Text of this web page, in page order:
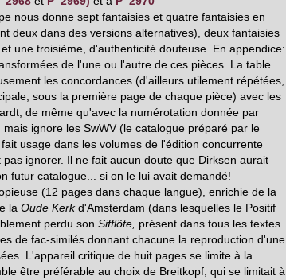
nous donne sept fantaisies et quatre fantaisies en
deux dans des versions alternatives), deux fantaisies
une troisième, d'authenticité douteuse. En appendice:
de l'une ou l'autre de ces pièces. La table
les concordances (d'ailleurs utilement répétées,
sous la première page de chaque pièce) avec les
de même qu'avec la numérotation donnée par
ignore les SwWV (le catalogue préparé par le
usage dans les volumes de l'édition concurrente
ignorer. Il ne fait aucun doute que Dirksen aurait
futur catalogue... si on le lui avait demandé!
(12 pages dans chaque langue), enrichie de la
la Oude Kerkd'Amsterdam (dans lesquelles le Positif
perdu son Sifflöte, présent dans tous les textes
de fac-similés donnant chacune la reproduction d'une
L'appareil critique de huit pages se limite à la
être préférable au choix de Breitkopf, qui se limitait à